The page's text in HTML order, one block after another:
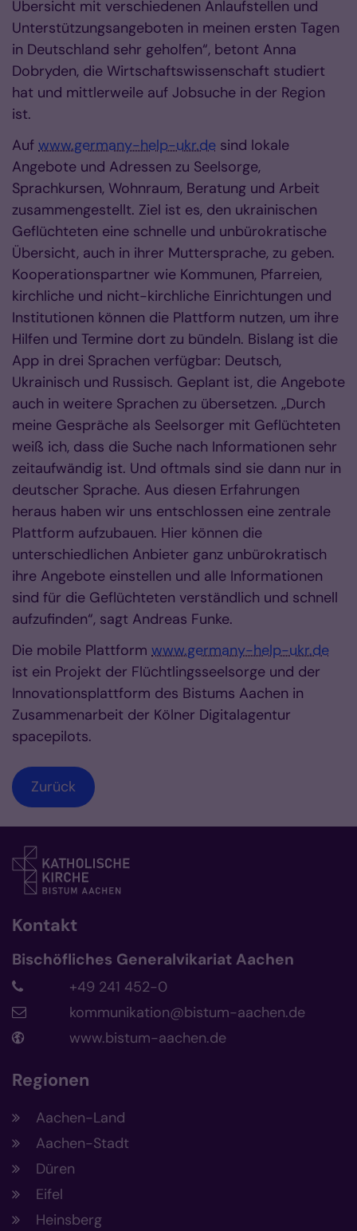
Übersicht mit verschiedenen Anlaufstellen und
Unterstützungsangeboten in meinen ersten Tagen
in Deutschland sehr geholfen“, betont Anna
Dobryden, die Wirtschaftswissenschaft studiert
hat und mittlerweile auf Jobsuche in der Region
ist.
Auf www.germany-help-ukr.de sind lokale
Angebote und Adressen zu Seelsorge,
Sprachkursen, Wohnraum, Beratung und Arbeit
zusammengestellt. Ziel ist es, den ukrainischen
Geflüchteten eine schnelle und unbürokratische
Übersicht, auch in ihrer Muttersprache, zu geben.
Kooperationspartner wie Kommunen, Pfarreien,
kirchliche und nicht-kirchliche Einrichtungen und
Institutionen können die Plattform nutzen, um ihre
Hilfen und Termine dort zu bündeln. Bislang ist die
App in drei Sprachen verfügbar: Deutsch,
Ukrainisch und Russisch. Geplant ist, die Angebote
auch in weitere Sprachen zu übersetzen. „Durch
meine Gespräche als Seelsorger mit Geflüchteten
weiß ich, dass die Suche nach Informationen sehr
zeitaufwändig ist. Und oftmals sind sie dann nur in
deutscher Sprache. Aus diesen Erfahrungen
heraus haben wir uns entschlossen eine zentrale
Plattform aufzubauen. Hier können die
unterschiedlichen Anbieter ganz unbürokratisch
ihre Angebote einstellen und alle Informationen
sind für die Geflüchteten verständlich und schnell
aufzufinden“, sagt Andreas Funke.
Die mobile Plattform www.germany-help-ukr.de
ist ein Projekt der Flüchtlingsseelsorge und der
Innovationsplattform des Bistums Aachen in
Zusammenarbeit der Kölner Digitalagentur
spacepilots.
Zurück
Kontakt
Bischöfliches Generalvikariat Aachen
+49 241 452-0
kommunikation@bistum-aachen.de
www.bistum-aachen.de
Regionen
Aachen-Land
Aachen-Stadt
Düren
Eifel
Heinsberg